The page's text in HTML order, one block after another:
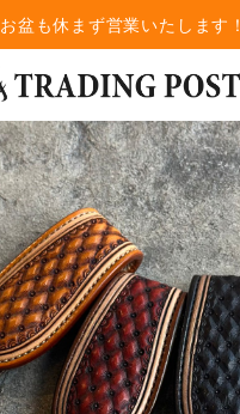
お盆も休まず営業いたします！